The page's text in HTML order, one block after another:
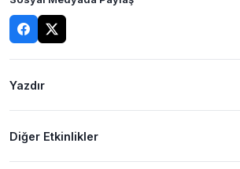
Yazdır
Diğer Etkinlikler